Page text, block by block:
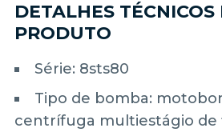
DETALHES TÉCNICOS
PRODUTO
Série: 8sts80
Tipo de bomba:
centrífuga multiestágio de